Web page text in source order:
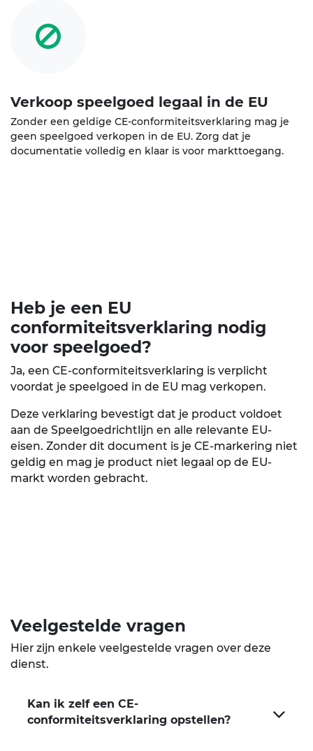
Verkoop speelgoed legaal in de EU
Zonder een geldige CE-conformiteitsverklaring mag je
geen speelgoed verkopen in de EU. Zorg dat je
documentatie volledig en klaar is voor markttoegang.
Heb je een EU
conformiteitsverklaring nodig
voor speelgoed?
Ja, een CE-conformiteitsverklaring is verplicht
voordat je speelgoed in de EU mag verkopen.
Deze verklaring bevestigt dat je product voldoet
aan de Speelgoedrichtlijn en alle relevante EU-
eisen. Zonder dit document is je CE-markering niet
geldig en mag je product niet legaal op de EU-
markt worden gebracht.
Veelgestelde vragen
Hier zijn enkele veelgestelde vragen over deze
dienst.
Kan ik zelf een CE-
conformiteitsverklaring opstellen?